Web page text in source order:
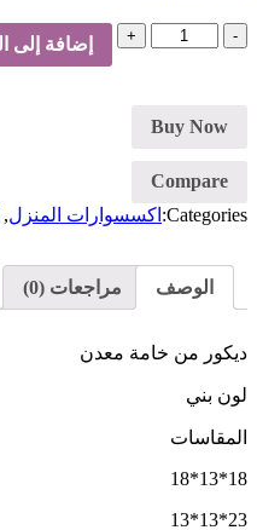
كمية
إضافة إلى
Buy Now
Compare
Categories: اكسسوارات المنزل,
الوصف مراجعات (0)
ديكور من خامة معدن
لون بني
المقاسات
18*13*18
23*13*13